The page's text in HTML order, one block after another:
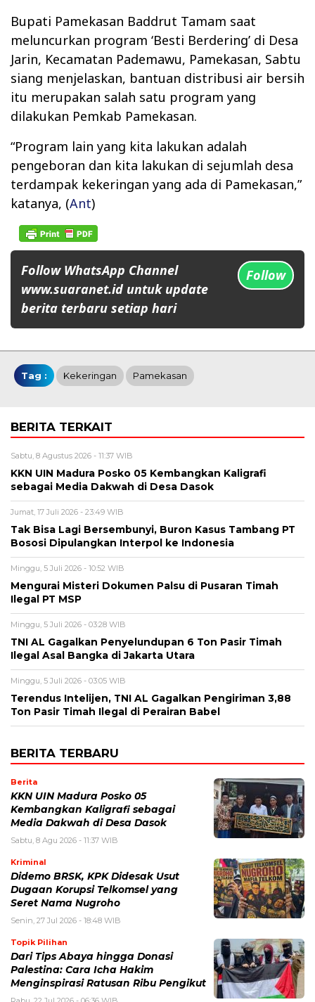
Bupati Pamekasan Baddrut Tamam saat
meluncurkan program ‘Besti Berdering’ di Desa
Jarin, Kecamatan Pademawu, Pamekasan, Sabtu
siang menjelaskan, bantuan distribusi air bersih
itu merupakan salah satu program yang
dilakukan Pemkab Pamekasan.
“Program lain yang kita lakukan adalah
pengeboran dan kita lakukan di sejumlah desa
terdampak kekeringan yang ada di Pamekasan,”
katanya, (Ant)
Follow WhatsApp Channel
www.suaranet.id untuk update
berita terbaru setiap hari
Follow
Tag : Kekeringan Pamekasan
BERITA TERKAIT
Sabtu, 8 Agustus 2026 - 11:37 WIB
KKN UIN Madura Posko 05 Kembangkan Kaligrafi
sebagai Media Dakwah di Desa Dasok
Jumat, 17 Juli 2026 - 23:49 WIB
Tak Bisa Lagi Bersembunyi, Buron Kasus Tambang PT
Bososi Dipulangkan Interpol ke Indonesia
Minggu, 5 Juli 2026 - 10:52 WIB
Mengurai Misteri Dokumen Palsu di Pusaran Timah
Ilegal PT MSP
Minggu, 5 Juli 2026 - 03:28 WIB
TNI AL Gagalkan Penyelundupan 6 Ton Pasir Timah
Ilegal Asal Bangka di Jakarta Utara
Minggu, 5 Juli 2026 - 03:05 WIB
Terendus Intelijen, TNI AL Gagalkan Pengiriman 3,88
Ton Pasir Timah Ilegal di Perairan Babel
BERITA TERBARU
Berita
KKN UIN Madura Posko 05
Kembangkan Kaligrafi sebagai
Media Dakwah di Desa Dasok
Sabtu, 8 Agu 2026 - 11:37 WIB
Kriminal
Didemo BRSK, KPK Didesak Usut
Dugaan Korupsi Telkomsel yang
Seret Nama Nugroho
Senin, 27 Jul 2026 - 18:48 WIB
Topik Pilihan
Dari Tips Abaya hingga Donasi
Palestina: Cara Icha Hakim
Menginspirasi Ratusan Ribu Pengikut